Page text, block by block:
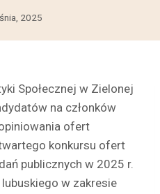
2025
Społecznej w Zielonej
na członków
ofert
konkursu ofert
publicznych w 2025 r.
w zakresie